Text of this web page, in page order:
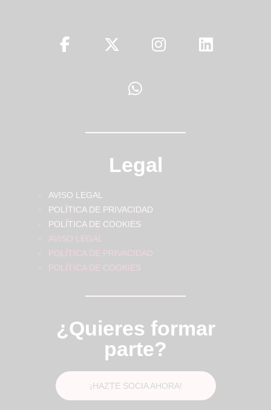
Legal
AVISO LEGAL
POLÍTICA DE PRIVACIDAD
POLÍTICA DE COOKIES
AVISO LEGAL
POLÍTICA DE PRIVACIDAD
POLÍTICA DE COOKIES
¿Quieres formar
parte?
¡HAZTE SOCIA AHORA!